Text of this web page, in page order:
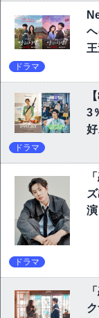
ドラマ
3
ドラマ
演
ドラマ